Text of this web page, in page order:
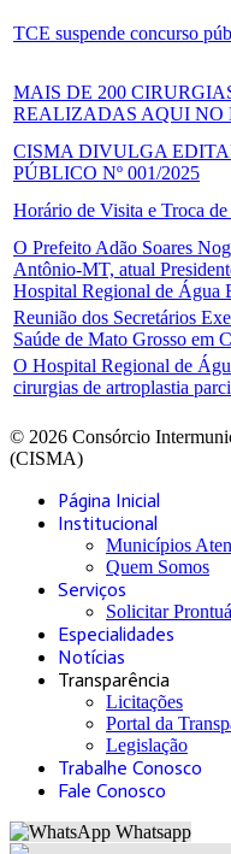
TCE suspende concurso
MAIS DE 200
REALIZADAS AQUI NO
CISMA DIVULGA
PÚBLICO Nº 001/2025
Horário de Visita e Troca
O Prefeito Adão Soares
Antônio-MT, atual
Hospital Regional de Água
Reunião dos Secretários
Saúde de Mato Grosso em
O Hospital Regional de
cirurgias de artroplastia
© 2026 Consórcio
(CISMA)
Página Inicial
Institucional
Municípios
Quem Somos
Serviços
Solicitar
Especialidades
Notícias
Transparência
Licitações
Portal da
Legislação
Trabalhe Conosco
Fale Conosco
Whatsapp